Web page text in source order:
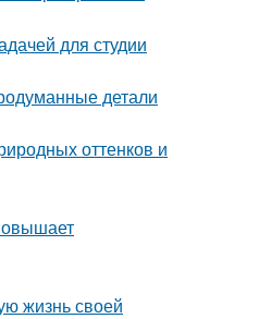
для студии
детали
оттенков и
жизнь своей